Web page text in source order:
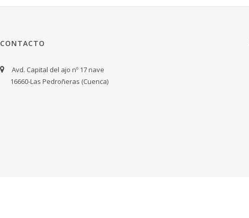
CONTACTO
Avd. Capital del ajo nº 17 nave
16660-Las Pedroñeras (Cuenca)